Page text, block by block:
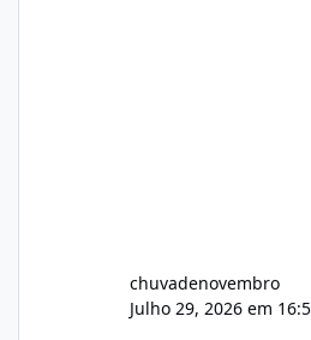
chuvadenovembro
Julho 29, 2026 em